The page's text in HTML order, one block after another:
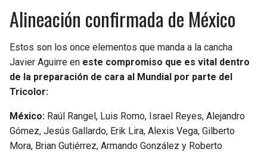
Alineación confirmada de México
Estos son los once elementos que manda a la cancha
Javier Aguirre en este compromiso que es vital dentro
de la preparación de cara al Mundial por parte del
Tricolor:
México: Raúl Rangel, Luis Romo, Israel Reyes, Alejandro
Gómez, Jesús Gallardo, Erik Lira, Alexis Vega, Gilberto
Mora, Brian Gutiérrez, Armando González y Roberto